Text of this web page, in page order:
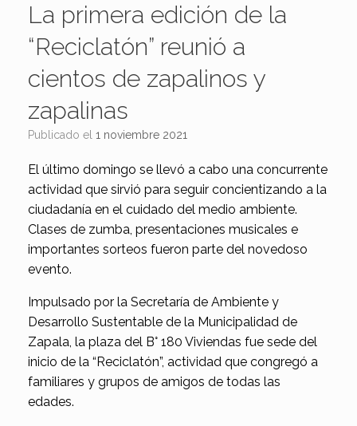
La primera edición de la
“Reciclatón” reunió a
cientos de zapalinos y
zapalinas
Publicado el 1 noviembre 2021
El último domingo se llevó a cabo una concurrente
actividad que sirvió para seguir concientizando a la
ciudadanía en el cuidado del medio ambiente.
Clases de zumba, presentaciones musicales e
importantes sorteos fueron parte del novedoso
evento.
Impulsado por la Secretaría de Ambiente y
Desarrollo Sustentable de la Municipalidad de
Zapala, la plaza del B° 180 Viviendas fue sede del
inicio de la “Reciclatón”, actividad que congregó a
familiares y grupos de amigos de todas las
edades.